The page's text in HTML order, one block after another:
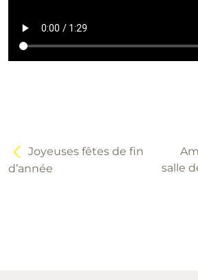
Joyeuses fêtes de fin
d’année
salle